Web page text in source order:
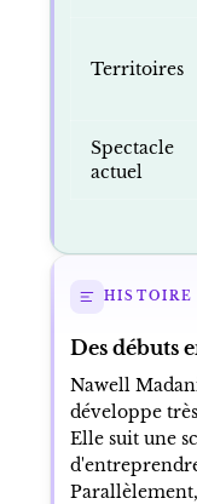
Territoires
Spectacle
actuel
Des débuts
Nawell
développe
Elle suit une